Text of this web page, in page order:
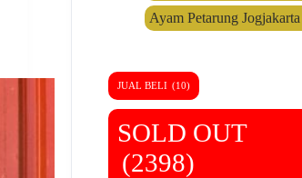
Ayam Petarung Jogjakarta
JUAL BELI (10)
SOLD OUT
(2398)